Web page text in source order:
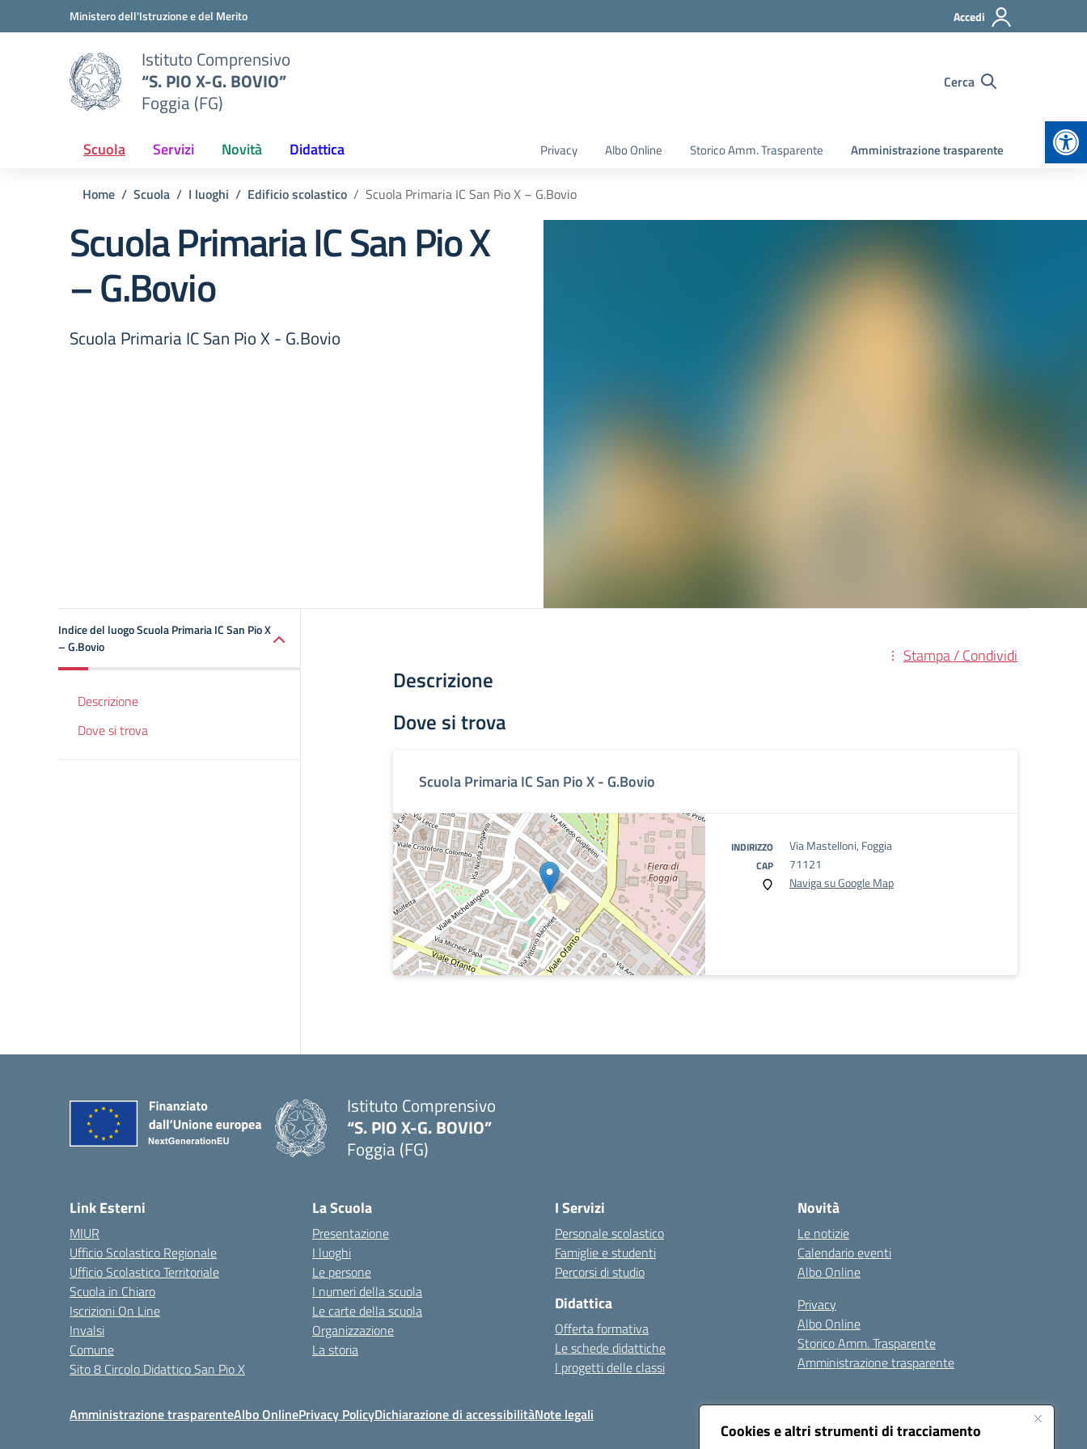
Cookies e altri strumenti di tracciamento
Vai ai contenuti
Vai al menu di navigazioneMinistero dell'Istruzione e del Merito Accedi
Istituto Comprensivo
“S. PIO X-G. BOVIO”
Foggia (FG)
Cerca
Scuola Servizi Novità Didattica Privacy Albo Online Storico Amm. Trasparente Amministrazione trasparente
Home Scuola I luoghi Edificio scolastico Scuola Primaria IC San Pio X – G.Bovio
Scuola Primaria IC San Pio X
– G.Bovio
Scuola Primaria IC San Pio X - G.Bovio
Indice del luogo Scuola Primaria IC San Pio X
– G.Bovio
Descrizione
Dove si trova
Stampa / Condividi
Descrizione
Dove si trova
Scuola Primaria IC San Pio X - G.Bovio
INDIRIZZO Via Mastelloni, Foggia
CAP
71121
Naviga su Google Map
Istituto Comprensivo
“S. PIO X-G. BOVIO”
Foggia (FG)
Link Esterni
MIUR
Ufficio Scolastico Regionale
Ufficio Scolastico Territoriale
Scuola in Chiaro
Iscrizioni On Line
Invalsi
Comune
Sito 8 Circolo Didattico San Pio X
La Scuola
Presentazione
I luoghi
Le persone
I numeri della scuola
Le carte della scuola
Organizzazione
La storia
I Servizi
Personale scolastico
Famiglie e studenti
Percorsi di studio
Didattica
Offerta formativa
Le schede didattiche
I progetti delle classi
Novità
Le notizie
Calendario eventi
Albo Online
Privacy
Albo Online
Storico Amm. Trasparente
Amministrazione trasparente
Amministrazione trasparenteAlbo OnlinePrivacy PolicyDichiarazione di accessibilitàNote legali